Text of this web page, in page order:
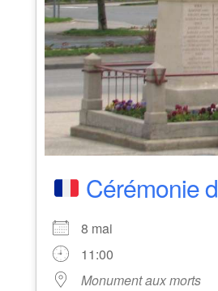
Cérémonie
8 mai
11:00
Monument aux morts